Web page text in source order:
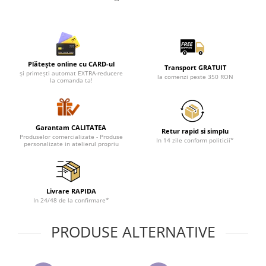
Lenjerii de pat pentru copii
Pijamale de CRACIUN
Pijamale de dama
Pijamale de barbati
Halate si capoate
WINTER Collection
Halate si pijamale Family
Seturi elegante femei
Pijamale BIG SIZE femei
Cadouri ocazii speciale
Plătește online cu CARD-ul
și primești automat EXTRA-reducere
la comanda ta!
Transport GRATUIT
la comenzi peste 350 RON
Garantam CALITATEA
Produselor comercializate - Produse
personalizate in atelierul propriu
Retur rapid si simplu
In 14 zile conform politicii*
Livrare RAPIDA
In 24/48 de la confirmare*
PRODUSE ALTERNATIVE